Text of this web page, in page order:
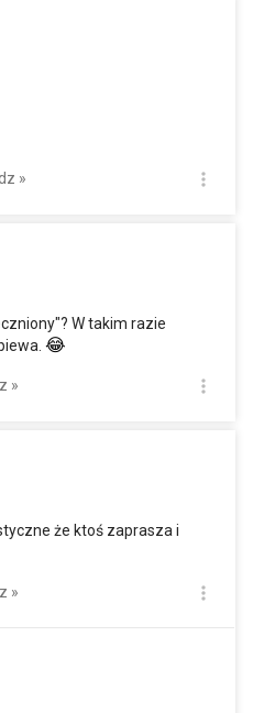
»
W takim razie
😂
»
że ktoś zaprasza i
»